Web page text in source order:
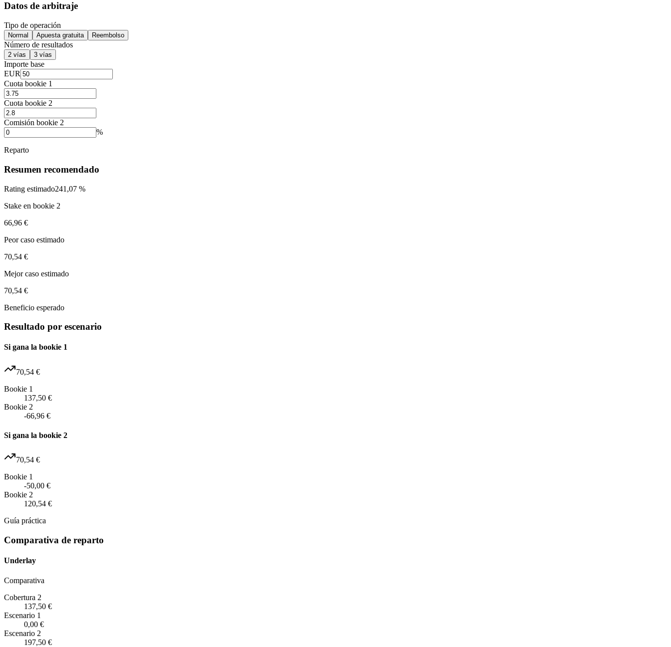
Datos de arbitraje
Tipo de operación
Normal Apuesta gratuita Reembolso
Número de resultados
2 vías 3 vías
Importe base
EUR
Cuota bookie 1
Cuota bookie 2
Comisión bookie 2
%
Reparto
Resumen recomendado
Rating estimado241,07 %
Stake en bookie 2
66,96 €
Peor caso estimado
70,54 €
Mejor caso estimado
70,54 €
Beneficio esperado
Resultado por escenario
Si gana la bookie 1
70,54 €
Bookie 1
137,50 €
Bookie 2
-66,96 €
Si gana la bookie 2
70,54 €
Bookie 1
-50,00 €
Bookie 2
120,54 €
Guía práctica
Comparativa de reparto
Underlay
Comparativa
Cobertura 2
137,50 €
Escenario 1
0,00 €
Escenario 2
197,50 €